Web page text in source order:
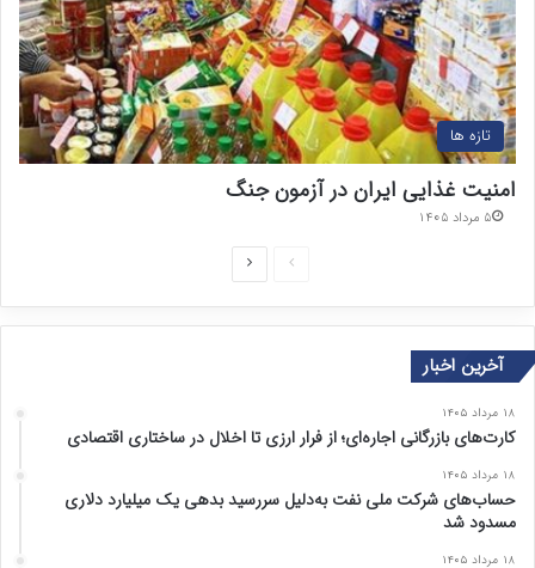
تازه ها
امنیت غذایی ایران در آزمون جنگ
۵ مرداد ۱۴۰۵
ح
ب
ی
ح
ع
ی
آخرین اخبار
۱۸ مرداد ۱۴۰۵
کارت‌های بازرگانی اجاره‌ای؛ از فرار ارزی تا اخلال در ساختاری اقتصادی
۱۸ مرداد ۱۴۰۵
حساب‌های شرکت ملی نفت به‌دلیل سررسید بدهی یک میلیارد دلاری
مسدود شد
۱۸ مرداد ۱۴۰۵